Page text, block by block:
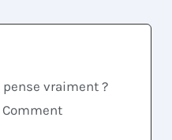
vraiment ?
Comment